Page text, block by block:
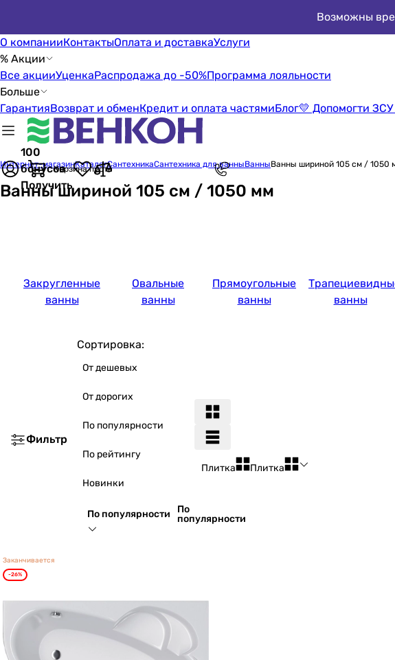
Возможны
О компанииКонтактыОплата и доставкаУслуги
% Акции
Все акцииУценкаРаспродажа до -50%Программа лояльности
Больше
ГарантияВозврат и обменКредит и оплата частямиБлог💛 Допомогти ЗСУ
100
бонусов
Получить
Корзина пуста
Интернет-магазинКаталогСантехникаСантехника для ванныВанныВанны шириной 105 см / 1050
Ванны шириной 105 см / 1050 мм
Закругленные
ванны
Овальные
ванны
Прямоугольные
ванны
ванны
Фильтр
Сортировка:
От дешевых
От дорогих
По популярности
По рейтингу
Новинки
По популярности
По
популярности
Плитка Плитка
Заканчивается
-26%